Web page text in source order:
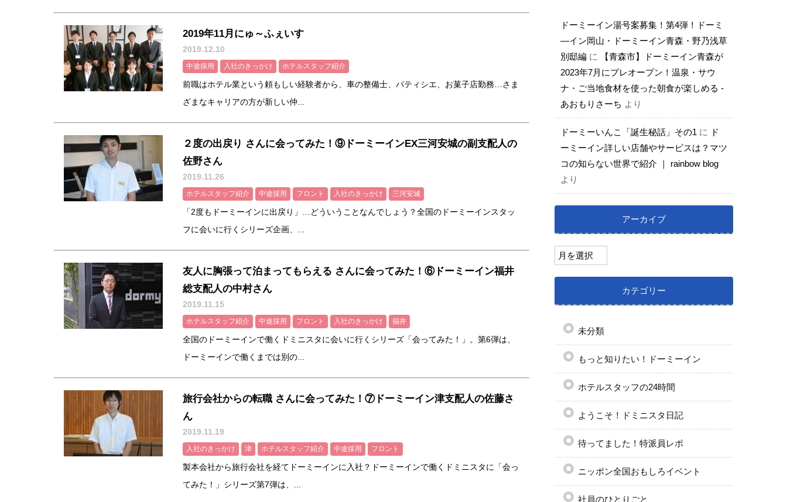
2019年11月にゅ～ふぇいす
2019.12.10
中途採用 入社のきっかけ ホテルスタッフ紹介
前職はホテル業という頼もしい経験者から、車の整備士、パティシエ、お菓子店勤務…さま
ざまなキャリアの方が新しい仲...
２度の出戻り さんに会ってみた！⑨ドーミーインEX三河安城の副支配人の
佐野さん
2019.11.26
ホテルスタッフ紹介 中途採用 フロント 入社のきっかけ 三河安城
「2度もドーミーインに出戻り」…どういうことなんでしょう？全国のドーミーインスタッ
フに会いに行くシリーズ企画、...
友人に胸張って泊まってもらえる さんに会ってみた！⑥ドーミーイン福井
総支配人の中村さん
2019.11.15
ホテルスタッフ紹介 中途採用 フロント 入社のきっかけ 福井
全国のドーミーインで働くドミニスタに会いに行くシリーズ「会ってみた！」。第6弾は、
ドーミーインで働くまでは別の...
旅行会社からの転職 さんに会ってみた！⑦ドーミーイン津支配人の佐藤さ
ん
2019.11.19
入社のきっかけ 津 ホテルスタッフ紹介 中途採用 フロント
製本会社から旅行会社を経てドーミーインに入社？ドーミーインで働くドミニスタに「会っ
てみた！」シリーズ第7弾は、...
ドーミーイン湯号案募集！第4弾！ドーミ
―イン岡山・ドーミーイン青森・野乃浅草
別邸編に
【青森市】ドーミーイン青森が
2023年7月にプレオープン！温泉・サウ
ナ・ご当地食材を使った朝食が楽しめる -
あおもりさーち より
ドーミーいんこ「誕生秘話」その1 に
ド
ーミーイン詳しい店舗やサービスは？マツ
コの知らない世界で紹介 ｜ rainbow blog
より
アーカイブ
カテゴリー
未分類
もっと知りたい！ドーミーイン
ホテルスタッフの24時間
ようこそ！ドミニスタ日記
待ってました！特派員レポ
ニッポン全国おもしろイベント
社員のひとりごと